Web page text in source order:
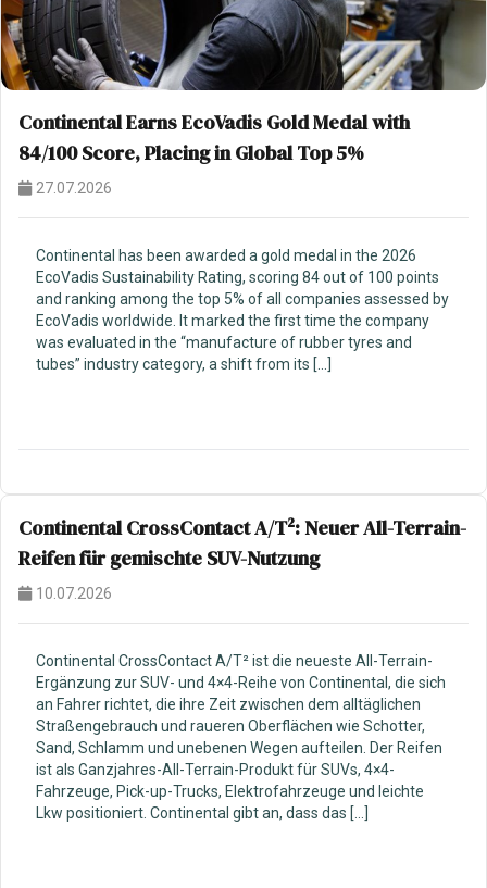
Continental Earns EcoVadis Gold Medal with
84/100 Score, Placing in Global Top 5%
27.07.2026
Continental has been awarded a gold medal in the 2026
EcoVadis Sustainability Rating, scoring 84 out of 100 points
and ranking among the top 5% of all companies assessed by
EcoVadis worldwide. It marked the first time the company
was evaluated in the “manufacture of rubber tyres and
tubes” industry category, a shift from its […]
Continental CrossContact A/T²: Neuer All-Terrain-
Reifen für gemischte SUV-Nutzung
10.07.2026
Continental CrossContact A/T² ist die neueste All-Terrain-
Ergänzung zur SUV- und 4×4-Reihe von Continental, die sich
an Fahrer richtet, die ihre Zeit zwischen dem alltäglichen
Straßengebrauch und raueren Oberflächen wie Schotter,
Sand, Schlamm und unebenen Wegen aufteilen. Der Reifen
ist als Ganzjahres-All-Terrain-Produkt für SUVs, 4×4-
Fahrzeuge, Pick-up-Trucks, Elektrofahrzeuge und leichte
Lkw positioniert. Continental gibt an, dass das […]